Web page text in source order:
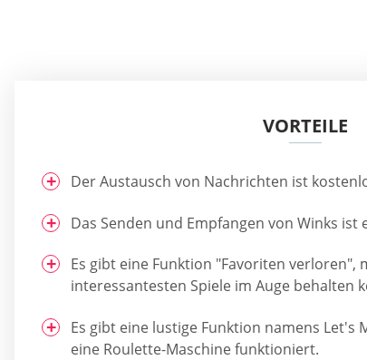
VORTEILE
Der Austausch von Nachrichten ist
Das Senden und Empfangen von Winks ist
Es gibt eine Funktion "Favoriten verloren",
interessantesten Spiele im Auge behalten
Es gibt eine lustige Funktion namens Let's
eine Roulette-Maschine funktioniert.